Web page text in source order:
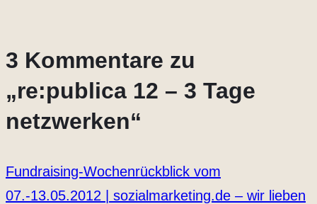
3 Kommentare zu
„re:publica 12 – 3 Tage
netzwerken“
Fundraising-Wochenrückblick vom
07.-13.05.2012 | sozialmarketing.de – wir lieben